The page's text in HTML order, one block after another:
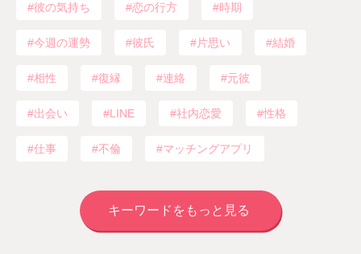
彼の気持ち 恋の行方 時期
今週の運勢 彼氏 片思い 結婚
相性 復縁 連絡 元彼
出会い LINE 社内恋愛 性格
仕事 不倫 マッチングアプリ
キーワードをもっと見る